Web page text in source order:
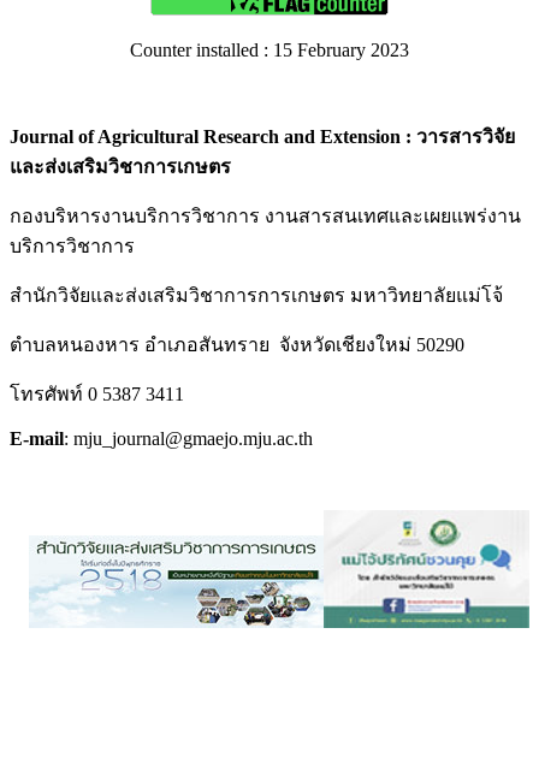
Counter installed : 15 February 2023
Journal of Agricultural Research and Extension : วารสารวิจัย
และส่งเสริมวิชาการเกษตร
กองบริหารงานบริการวิชาการ งานสารสนเทศและเผยแพร่งาน
บริการวิชาการ
สำนักวิจัยและส่งเสริมวิชาการการเกษตร มหาวิทยาลัยแม่โจ้
ตำบลหนองหาร อำเภอสันทราย จังหวัดเชียงใหม่ 50290
โทรศัพท์ 0 5387 3411
E-mail: mju_journal@gmaejo.mju.ac.th